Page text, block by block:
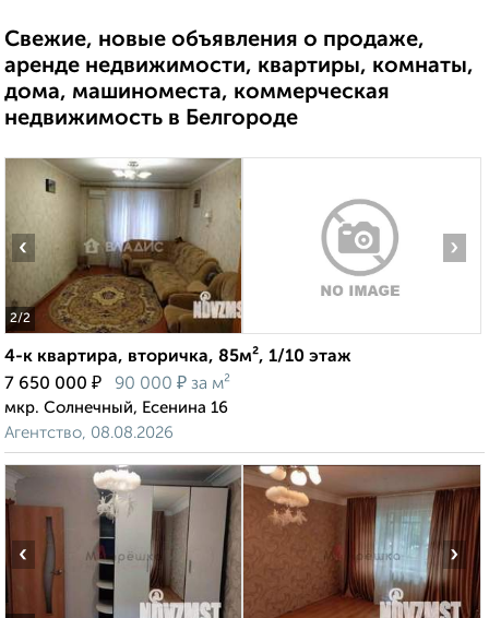
Свежие, новые объявления о продаже,
аренде недвижимости, квартиры, комнаты,
дома, машиноместа, коммерческая
недвижимость в Белгороде
2/2
‹ ›
4-к квартира, вторичка, 85м², 1/10 этаж
7 650 000 ₽ 90 000 ₽ за м²
мкр. Солнечный, Есенина 16
Агентство, 08.08.2026
‹ ›